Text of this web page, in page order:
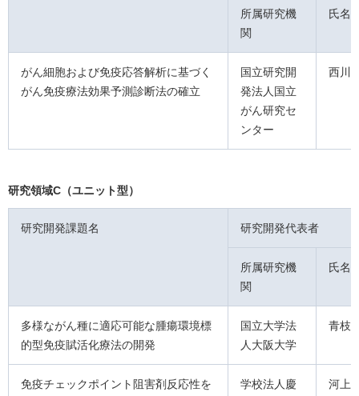
所属研究機
関
氏名
がん細胞および免疫応答解析に基づく
がん免疫療法効果予測診断法の確立
国立研究開
発法人国立
がん研究セ
ンター
西川
研究領域C（ユニット型）
研究開発課題名 研究開発代表者
所属研究機
関
氏名
多様ながん種に適応可能な腫瘍環境標
的型免疫賦活化療法の開発
国立大学法
人大阪大学
青枝
免疫チェックポイント阻害剤反応性を
学校法人慶
河上